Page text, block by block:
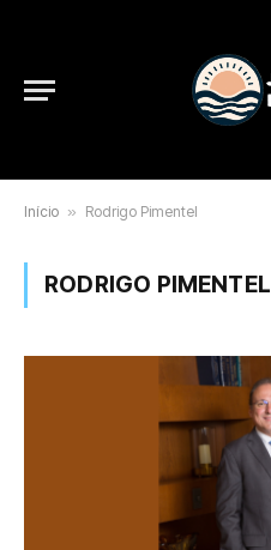
Início » Rodrigo Pimentel
RODRIGO PIMENTEL